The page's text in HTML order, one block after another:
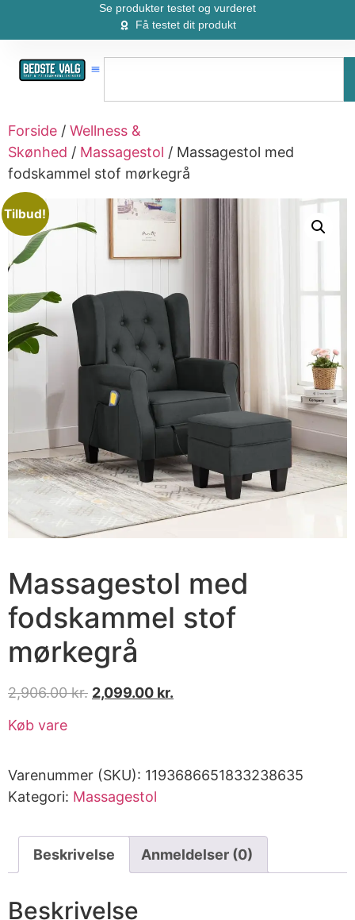
Se produkter testet og vurderet
Få testet dit produkt
Forside / Wellness &
Skønhed / Massagestol / Massagestol med
fodskammel stof mørkegrå
Tilbud!
Massagestol med
fodskammel stof
mørkegrå
2,906.00kr. 2,099.00 kr.
Køb vare
Varenummer (SKU): 1193686651833238635
Kategori: Massagestol
Beskrivelse Anmeldelser (0)
Beskrivelse